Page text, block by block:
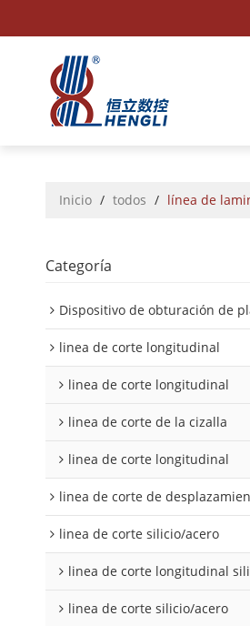
Inicio / todos / línea de
Categoría
Dispositivo de obturación de placa interior/exterior de
linea de corte longitudinal
linea de corte longitudinal
linea de corte de la cizalla
linea de corte longitudinal
linea de corte de desplazamiento de hojalata y
linea de corte silicio/acero
linea de corte longitudinal silicio acero
linea de corte silicio/acero